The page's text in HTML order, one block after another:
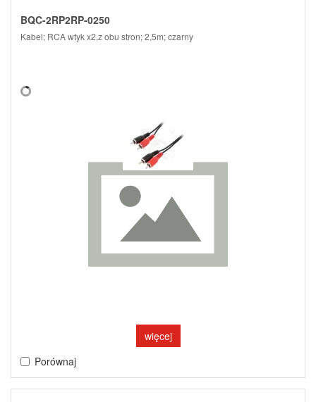
BQC-2RP2RP-0250
Kabel; RCA wtyk x2,z obu stron; 2,5m; czarny
więcej
Porównaj